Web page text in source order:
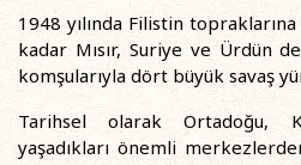
1948 yılında Filistin
kadar Mısır, Suriye ve Ürdün
komşularıyla dört büyük savaş
Tarihsel olarak Ortadoğu,
yaşadıkları önemli